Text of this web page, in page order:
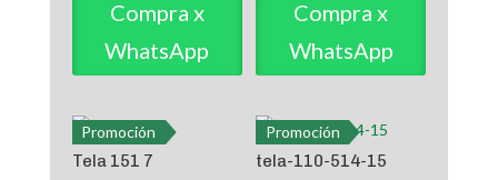
Compra x
WhatsApp
Compra x
WhatsApp
Promoción
Tela 151 7
Promoción
tela-110-514-15